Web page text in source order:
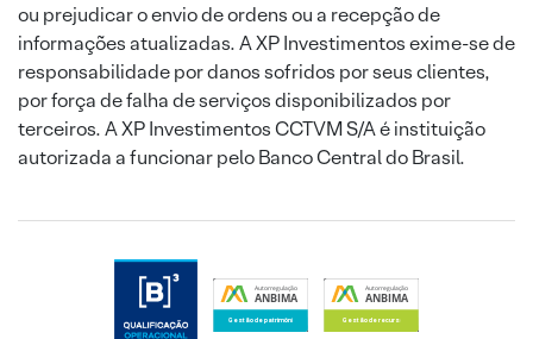
ou prejudicar o envio de ordens ou a recepção de
informações atualizadas. A XP Investimentos exime-se de
responsabilidade por danos sofridos por seus clientes,
por força de falha de serviços disponibilizados por
terceiros. A XP Investimentos CCTVM S/A é instituição
autorizada a funcionar pelo Banco Central do Brasil.